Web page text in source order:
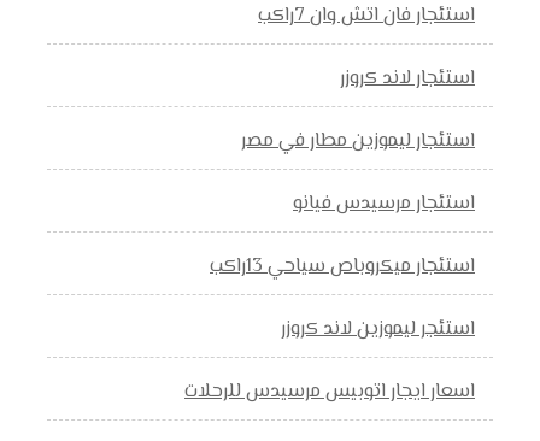
استئجار فان اتش وان 7راكب
استئجار لاند كروزر
استئجار ليموزين مطار في مصر
استئجار مرسيدس فيانو
استئجار ميكروباص سياحي 13راكب
استئجر ليموزين لاند كروزر
اسعار ايجار اتوبيس مرسيدس للرحلات